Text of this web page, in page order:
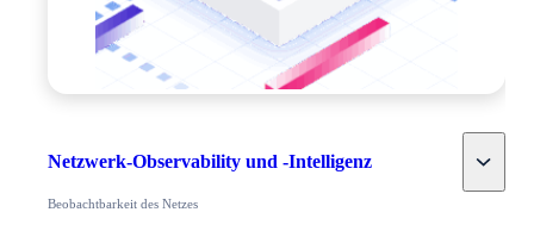
Netzwerk-Observability und -Intelligenz Toggle
Beobachtbarkeit des Netzes